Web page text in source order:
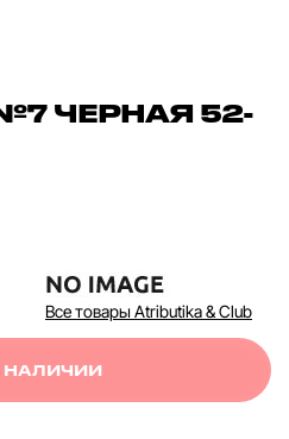
ЧЕРНАЯ 52-
Все товары Atributika & Club
НАЛИЧИИ